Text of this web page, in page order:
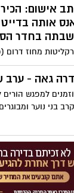
ימות השנה
למיזם איסוף
אישום:
אותה
בחדר
מחוז דרום
המחוזי בב"ש
ביצוע עבירות של
כתב האישום, אנס
גאה - ערב
למפגש הורים
בני נוער